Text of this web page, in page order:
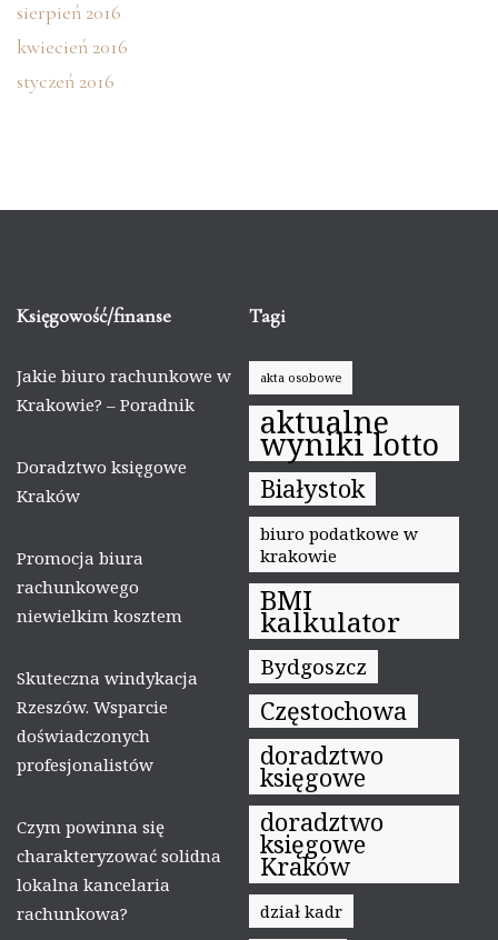
sierpień 2016
kwiecień 2016
styczeń 2016
Księgowość/finanse
Jakie biuro rachunkowe w
Krakowie? – Poradnik
Doradztwo księgowe
Kraków
Promocja biura
rachunkowego
niewielkim kosztem
Skuteczna windykacja
Rzeszów. Wsparcie
doświadczonych
profesjonalistów
Czym powinna się
charakteryzować solidna
lokalna kancelaria
rachunkowa?
Tagi
akta osobowe
aktualne
wyniki lotto
Białystok
biuro podatkowe w
krakowie
BMI
kalkulator
Bydgoszcz
Częstochowa
doradztwo
księgowe
doradztwo
księgowe
Kraków
dział kadr